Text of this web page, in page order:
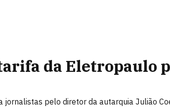
da Eletropaulo
jornalistas pelo diretor da autarquia Julião